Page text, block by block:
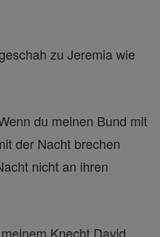
zu Jeremia wie
du meinen Bund mit
der Nacht brechen
nicht an ihren
Knecht David